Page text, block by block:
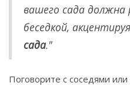
вашего сада
беседкой,
сада."
Поговорите с соседями